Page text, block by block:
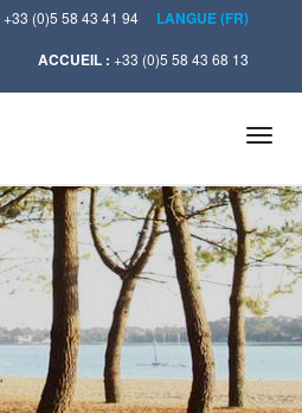
LANGUE (FR)
+33 (0)5 58 43 41 94
ACCUEIL : +33 (0)5 58 43 68 13